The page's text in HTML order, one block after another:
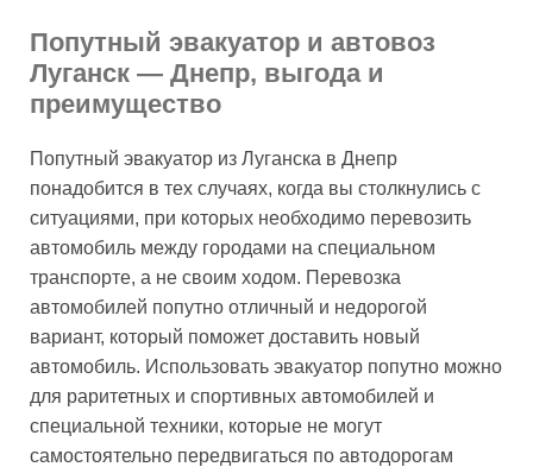
Попутный эвакуатор и автовоз
Луганск — Днепр, выгода и
преимущество
Попутный эвакуатор из Луганска в Днепр
понадобится в тех случаях, когда вы столкнулись с
ситуациями, при которых необходимо перевозить
автомобиль между городами на специальном
транспорте, а не своим ходом. Перевозка
автомобилей попутно отличный и недорогой
вариант, который поможет доставить новый
автомобиль. Использовать эвакуатор попутно можно
для раритетных и спортивных автомобилей и
специальной техники, которые не могут
самостоятельно передвигаться по автодорогам